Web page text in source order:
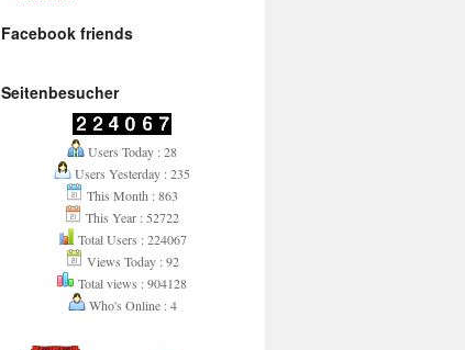
Facebook friends
Seitenbesucher
Users Today : 28
Users Yesterday : 235
This Month : 863
This Year : 52722
Total Users : 224067
Views Today : 92
Total views : 904128
Who's Online : 4